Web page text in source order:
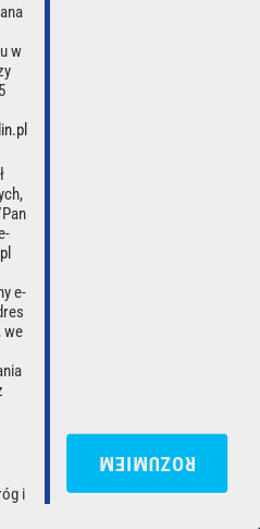
REGULAMIN
ul. Połczyńska 24, 75-815 Koszalin, Polska
o.o. Wszystkie prawa zastrzeżone
2026-08-07
w
e-
we
i
ROZUMIEM